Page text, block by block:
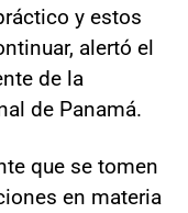
y estos
alertó el
de la
de Panamá.
que se tomen
en materia